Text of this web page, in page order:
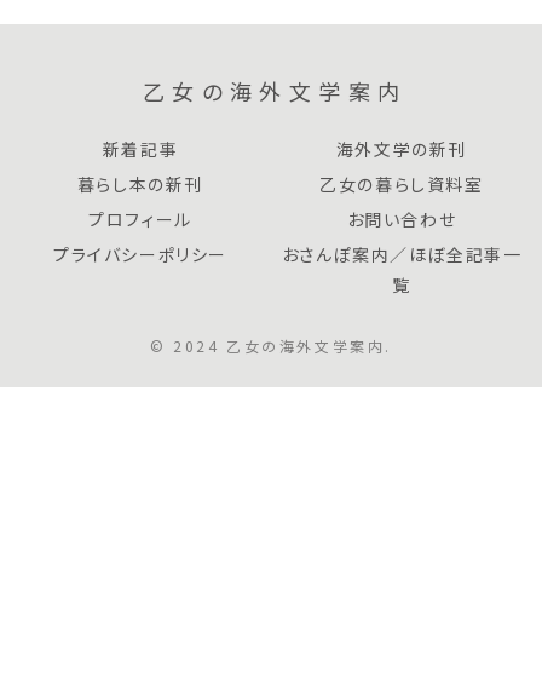
乙女の海外文学案内
新着記事
海外文学の新刊
暮らし本の新刊
乙女の暮らし資料室
プロフィール
お問い合わせ
プライバシーポリシー
おさんぽ案内／ほぼ全記事一
覧
© 2024 乙女の海外文学案内.